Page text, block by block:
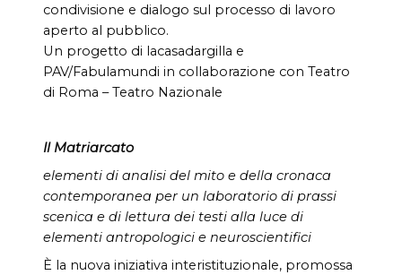
condivisione e dialogo sul processo di lavoro
aperto al pubblico.
Un progetto di lacasadargilla e
PAV/Fabulamundi in collaborazione con Teatro
di Roma – Teatro Nazionale
Il Matriarcato
elementi di analisi del mito e della cronaca
contemporanea per un laboratorio di prassi
scenica e di lettura dei testi alla luce di
elementi antropologici e neuroscientifici
È la nuova iniziativa interistituzionale, promossa